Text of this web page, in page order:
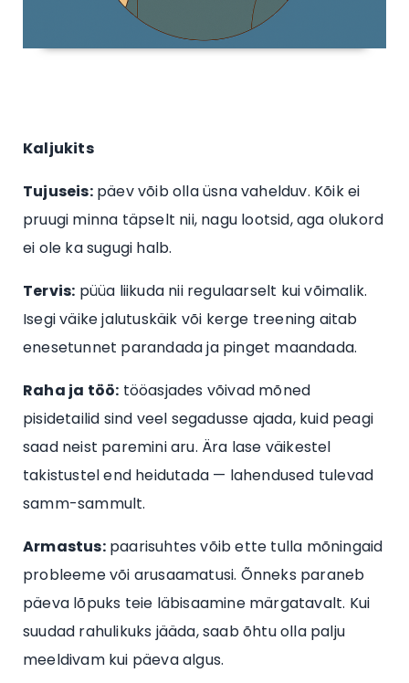
Kaljukits
Tujuseis:päev võib olla üsna vahelduv. Kõik ei
pruugi minna täpselt nii, nagu lootsid, aga olukord
ei ole ka sugugi halb.
Tervis: püüa liikuda nii regulaarselt kui võimalik.
Isegi väike jalutuskäik või kerge treening aitab
enesetunnet parandada ja pinget maandada.
Raha ja töö: tööasjades võivad mõned
pisidetailid sind veel segadusse ajada, kuid peagi
saad neist paremini aru. Ära lase väikestel
takistustel end heidutada — lahendused tulevad
samm-sammult.
Armastus:paarisuhtes võib ette tulla mõningaid
probleeme või arusaamatusi. Õnneks paraneb
päeva lõpuks teie läbisaamine märgatavalt. Kui
suudad rahulikuks jääda, saab õhtu olla palju
meeldivam kui päeva algus.